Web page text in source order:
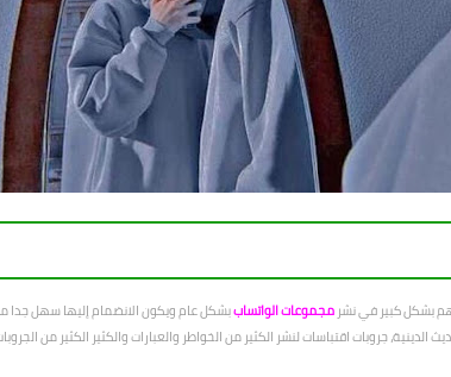
بشكل كبير في نشر مجموعات الواتساببشكل عام ويكون الانضمام إليها سهل جدا
جروبات اقتباسات لنشر الكثير من الخواطر والعبارات والكثير الكثير من